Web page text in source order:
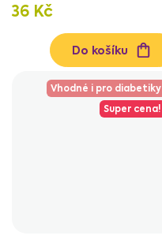
36 Kč
Do košíku
Vhodné i pro diabetiky
Super cena!